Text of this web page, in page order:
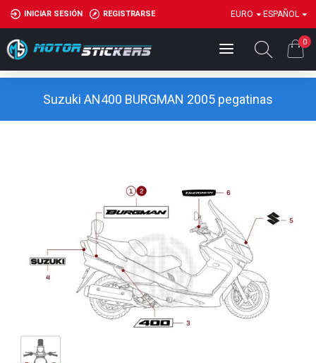
INICIAR SESIÓN REGISTRARSE EURO ESPAÑOL
0
Suzuki AN400 BURGMAN 2005 pegatinas